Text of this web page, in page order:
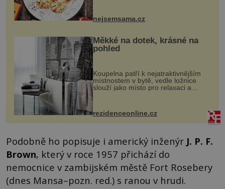
pokrmy, které rozhodně st...
nejsemsama.cz
Měkké na dotek, krásné na
pohled
Koupelna patří k nejatraktivnějším
místnostem v bytě, vedle ložnice
slouží jako místo pro relaxaci a
odpočinek. Koupelnový textil –
ručníky, osušky a koberečky –
proutku...
rezidenceonline.cz
Podobně ho popisuje i americký inženýr J. P. F.
Brown, který v roce 1957 přichází do
nemocnice v zambijském městě Fort Rosebery
(dnes Mansa–pozn. red.) s ranou v hrudi.